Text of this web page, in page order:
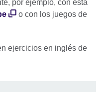
por ejemplo, con esta
o con los juegos de